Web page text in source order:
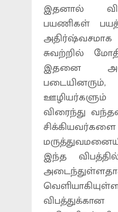
இதனால்
பயணிகள்
சுவற்றில்
இதனை
விரைந்து
இந்த